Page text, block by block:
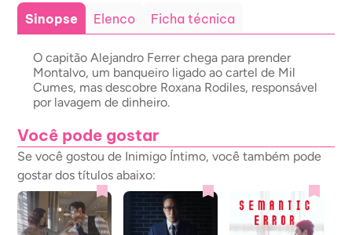
Sinopse Elenco Ficha técnica
O capitão Alejandro Ferrer chega para prender
Montalvo, um banqueiro ligado ao cartel de Mil
Cumes, mas descobre Roxana Rodiles, responsável
por lavagem de dinheiro.
Você pode gostar
Se você gostou de Inimigo Íntimo, você também pode
gostar dos títulos abaixo: